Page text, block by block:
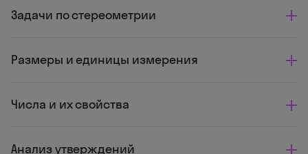
Задачи по стереометрии
Размеры и единицы измерения
Числа и их свойства
Анализ утверждений